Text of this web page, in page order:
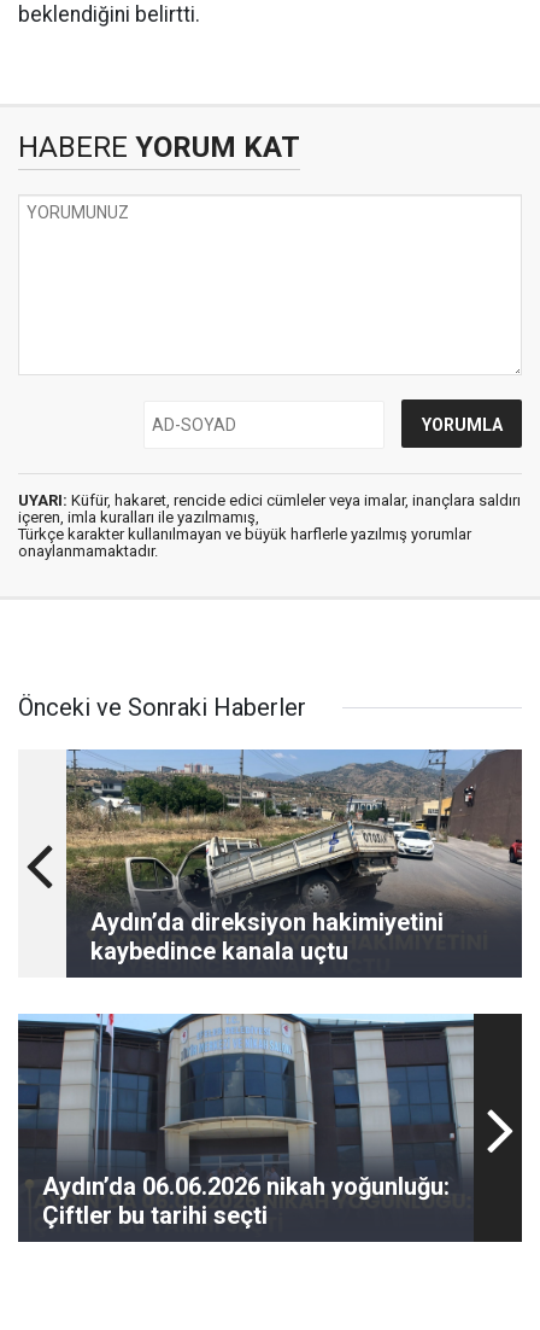
beklendiğini belirtti.
HABERE YORUM KAT
UYARI: Küfür, hakaret, rencide edici cümleler veya imalar, inançlara saldırı
içeren, imla kuralları ile yazılmamış,
Türkçe karakter kullanılmayan ve büyük harflerle yazılmış yorumlar
onaylanmamaktadır.
Önceki ve Sonraki Haberler
Aydın’da direksiyon hakimiyetini
kaybedince kanala uçtu
Aydın’da 06.06.2026 nikah yoğunluğu:
Çiftler bu tarihi seçti